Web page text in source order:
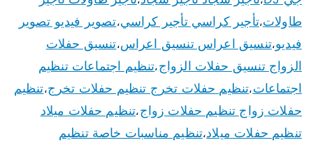
طاولات،تأجير كراسي تأجير كراسي،تصوير فيديو تصوير
فيديو،تنسيق اعراس تنسيق اعراس،تنسيق حفلات
الزواج تنسيق حفلات الزواج،تنظيم اجتماعات تنظيم
اجتماعات،تنظيم حفلات تخرج تنظيم حفلات تخرج،تنظيم
حفلات زواج تنظيم حفلات زواج،تنظيم حفلات ميلاد
تنظيم حفلات ميلاد،تنظيم مناسبات خاصة تنظيم